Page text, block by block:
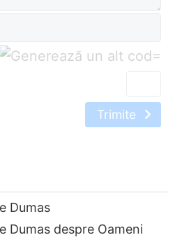
=
Trimite
Dumas
Dumas despre Oameni